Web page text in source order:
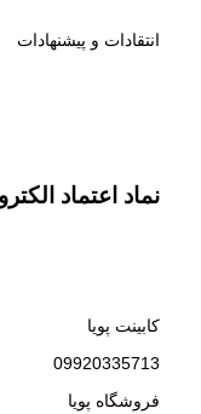
انتقادات و پیشنهادات
نماد اعتماد
کابینت پویا
09920335713
فروشگاه پویا